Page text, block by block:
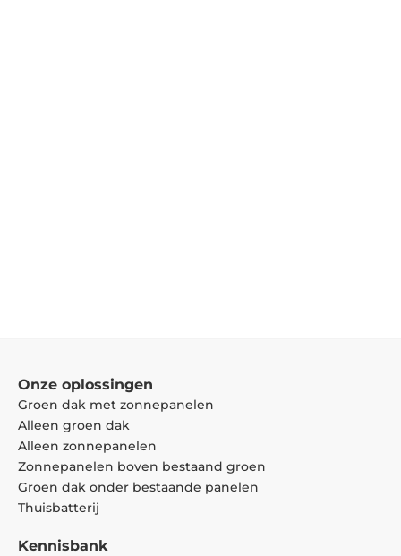
Onze oplossingen
Groen dak met zonnepanelen
Alleen groen dak
Alleen zonnepanelen
Zonnepanelen boven bestaand groen
Groen dak onder bestaande panelen
Thuisbatterij
Kennisbank